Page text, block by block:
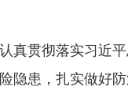
贯彻落实习近平
隐患， 扎实做好